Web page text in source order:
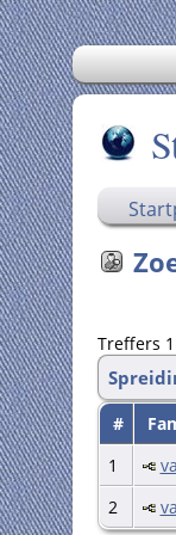
Treffers 1
#
1
2